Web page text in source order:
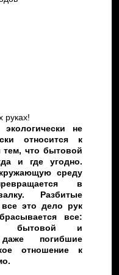
руках!
не
относится к
тем, что бытовой
и где угодно.
среду
в
Разбитые
это дело рук
все:
бытовой и
погибшие
отношение к